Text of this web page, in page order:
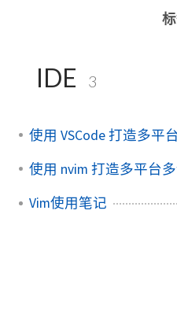
IDE 3
Vim使用笔记